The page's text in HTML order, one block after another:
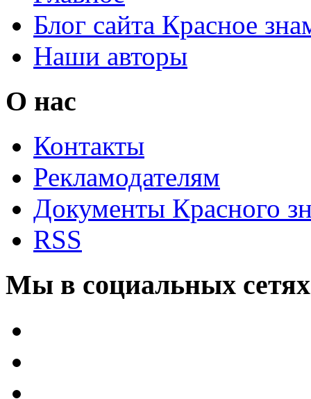
Блог сайта Красное
Наши авторы
О нас
Контакты
Рекламодателям
Документы Красного
RSS
Мы в социальных сетях